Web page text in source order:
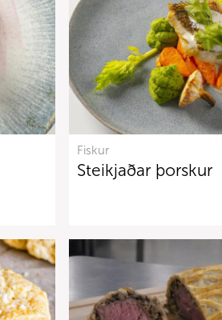
Fiskur
Steikjaðar þorskur